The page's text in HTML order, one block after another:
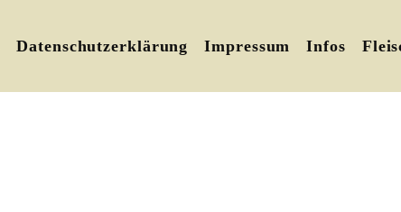
Datenschutzerklärung Impressum Infos